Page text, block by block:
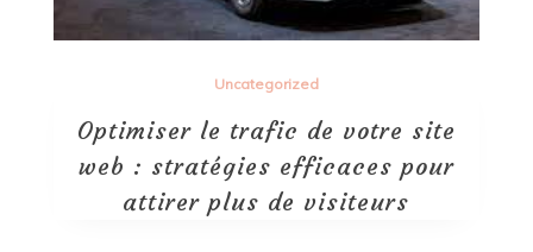
Uncategorized
Optimiser le trafic de votre site
web : stratégies efficaces pour
attirer plus de visiteurs